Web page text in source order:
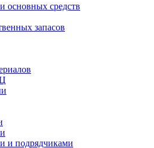
основных средств
запасов
и подрядчиками